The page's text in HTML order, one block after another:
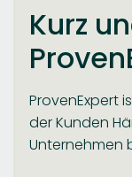
Kurz
ProvenExpert
der Kunden
Unternehmen